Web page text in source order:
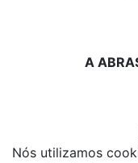
A
Nós utilizamos